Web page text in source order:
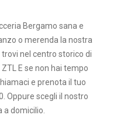
Bergamo sana e
o merenda la nostra
nel centro storico di
E se non hai tempo
e prenota il tuo
Oppure scegli il nostro
a domicilio.